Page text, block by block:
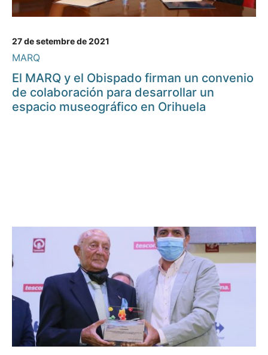
27 de setembre de 2021
MARQ
El MARQ y el Obispado firman un convenio
de colaboración para desarrollar un
espacio museográfico en Orihuela